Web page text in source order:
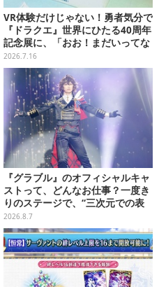
VR体験だけじゃない！勇者気分で
『ドラクエ』世界にひたる40周年
記念展に、「おお！まだいってな
いとは なにごとだ！」【ドラゴン
クエスト40周年記念展「ドラゴン
クエスト the DIVE -まだ見ぬ冒険
の舞台へ-」フォトレポート】
2026.7.16
『グラブル』のオフィシャルキャ
ストって、どんなお仕事？一度き
りのステージで、“三次元での表
現”に全力を懸けるキャスト陣の
舞台裏【インタビュー】
2026.8.7